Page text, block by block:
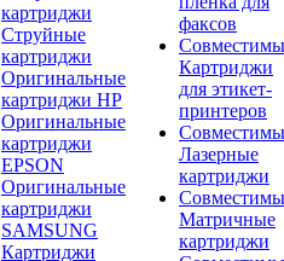
картриджи
Струйные
картриджи
Оригинальные
картриджи HP
Оригинальные
картриджи
EPSON
Оригинальные
картриджи
SAMSUNG
Картриджи
факсов
Картриджи
для этикет-
принтеров
Лазерные
картриджи
Матричные
картриджи